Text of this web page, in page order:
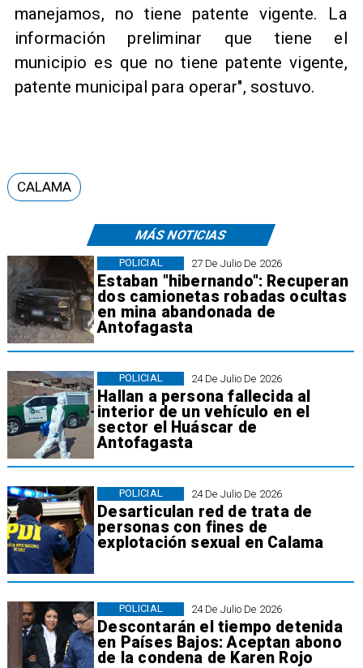
manejamos, no tiene patente vigente. La
información preliminar que tiene el
municipio es que no tiene patente vigente,
patente municipal para operar", sostuvo.
MÁS NOTICIAS
27 De Julio De 2026
Estaban "hibernando": Recuperan
dos camionetas robadas ocultas
en mina abandonada de
Antofagasta
POLICIAL
24 De Julio De 2026
Hallan a persona fallecida al
interior de un vehículo en el
sector el Huáscar de
Antofagasta
POLICIAL
24 De Julio De 2026
Desarticulan red de trata de
personas con fines de
explotación sexual en Calama
POLICIAL
24 De Julio De 2026
Descontarán el tiempo detenida
en Países Bajos: Aceptan abono
de la condena de Karen Rojo
POLICIAL
CALAMA